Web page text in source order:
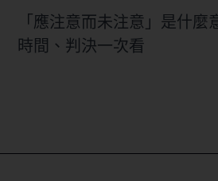
「應注意而未注意」是什
時間、判決一次看